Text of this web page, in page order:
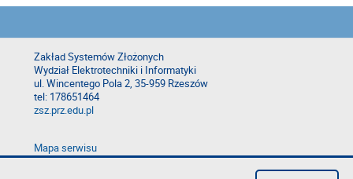
Zakład Systemów Złożonych
Wydział Elektrotechniki i Informatyki
ul. Wincentego Pola 2, 35-959 Rzeszów
tel: 178651464
zsz.prz.edu.pl
Mapa serwisu
Deklaracja dostępności